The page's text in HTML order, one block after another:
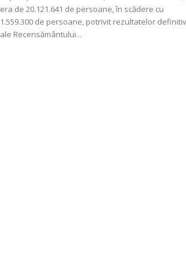
era de 20.121.641 de persoane, în scădere cu
1.559.300 de persoane, potrivit rezultatelor
ale Recensământului...